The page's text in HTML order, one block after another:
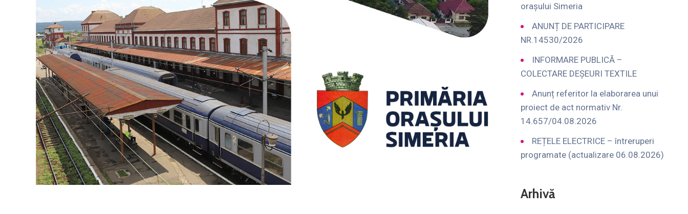
orașului Simeria
ANUNȚ DE PARTICIPARE
NR.14530/2026
INFORMARE PUBLICĂ –
COLECTARE DEȘEURI TEXTILE
Anunț referitor la elaborarea unui
proiect de act normativ Nr.
14.657/04.08.2026
REȚELE ELECTRICE – întreruperi
programate (actualizare 06.08.2026)
Arhivă